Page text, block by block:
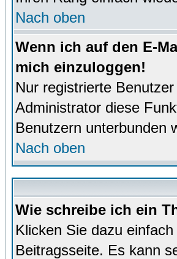
Nach oben
Wenn ich auf den E-
mich einzuloggen!
Nur registrierte
Administrator diese
Benutzern unterbunden
Nach oben
Wie schreibe ich ein
Klicken Sie dazu
Beitragsseite. Es kann